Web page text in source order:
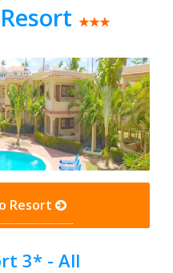
★★★
Resort
3* - All